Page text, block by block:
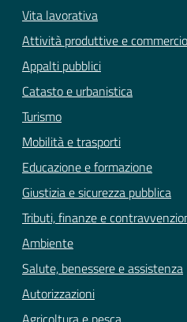
Vita lavorativa
Attività produttive e commercio
Appalti pubblici
Catasto e urbanistica
Turismo
Mobilità e trasporti
Educazione e formazione
Giustizia e sicurezza pubblica
Tributi, finanze e
Ambiente
Salute, benessere e assistenza
Autorizzazioni